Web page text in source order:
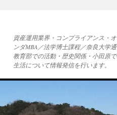
資産運用業界・コンプライアンス・
ンダMBA／法学博士課程／奈良大学
教育部での活動・歴史関係・小田原
生活について情報発信を行います。